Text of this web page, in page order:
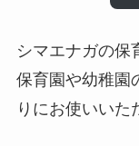
シマエナガの保
保育園や幼稚園
りにお使いいた